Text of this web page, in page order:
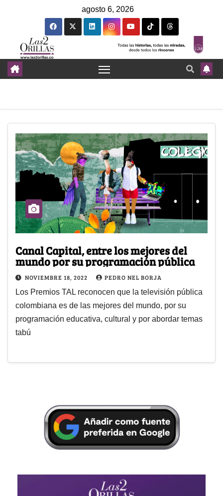
agosto 6, 2026
Canal Capital, entre los mejores del
mundo por su programación pública
NOVIEMBRE 18, 2022 PEDRO NEL BORJA
Los Premios TAL reconocen que la televisión pública
colombiana es de las mejores del mundo, por su
programación educativa, cultural y por abordar temas
tabú